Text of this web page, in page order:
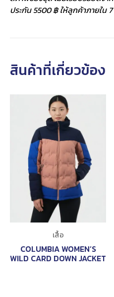
ประกัน 5500 ฿ ให้ลูกค้าภายใน
สินค้าที่เกี่ยวข้อง
เสื้อ
COLUMBIA WOMEN’S
WILD CARD DOWN JACKET